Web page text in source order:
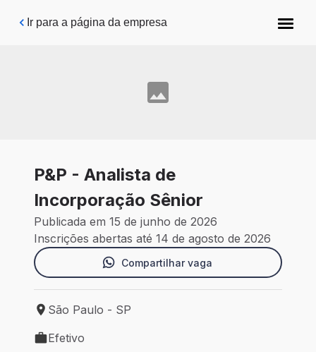
Pular para o conteúdo principal
Ir para a página da empresa
P&P - Analista de
Incorporação Sênior
Publicada em 15 de junho de 2026
Inscrições abertas até 14 de agosto de 2026
Compartilhar vaga
Local de trabalho: São Paulo - SP
São Paulo - SP
Tipo de vaga: Efetivo
Efetivo